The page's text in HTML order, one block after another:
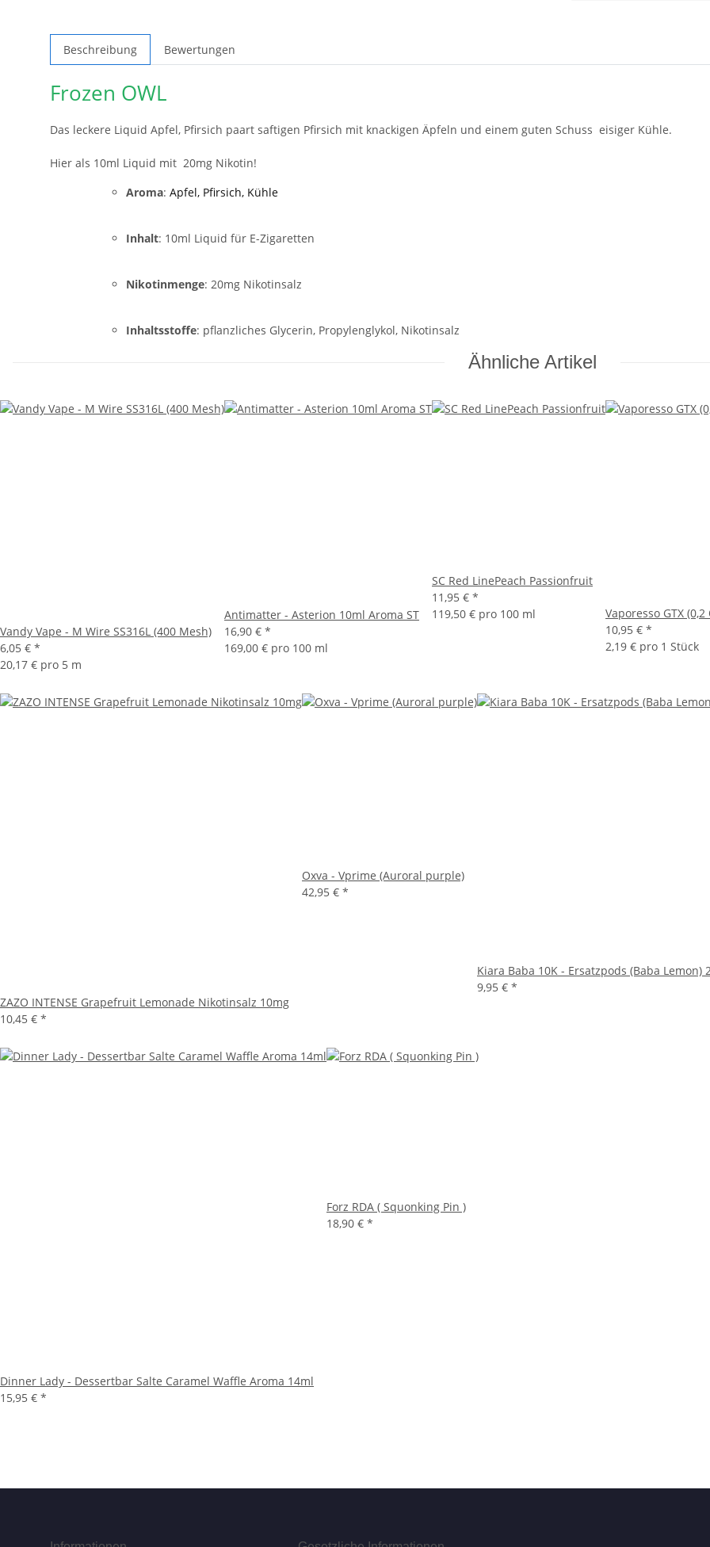
Beschreibung Bewertungen
Frozen OWL
Das leckere Liquid Apfel, Pfirsich paart saftigen Pfirsich mit knackigen Äpfeln und einem guten Schuss eisiger Kühle.
Hier als 10ml Liquid mit 20mg Nikotin!
Aroma: Apfel, Pfirsich, Kühle
Inhalt: 10ml Liquid für E-Zigaretten
Nikotinmenge: 20mg Nikotinsalz
Inhaltsstoffe: pflanzliches Glycerin, Propylenglykol, Nikotinsalz
Ähnliche Artikel
Vandy Vape - M Wire SS316L (400 Mesh)
6,05 € *
20,17 € pro 5 m
Antimatter - Asterion 10ml Aroma ST
16,90 € *
169,00 € pro 100 ml
SC Red LinePeach Passionfruit
11,95 € *
119,50 € pro 100 ml
Vaporesso GTX
10,95 € *
2,19 € pro 1 Stück
ZAZO INTENSE Grapefruit Lemonade Nikotinsalz 10mg
10,45 € *
Oxva - Vprime (Auroral purple)
42,95 € *
Kiara Baba 10K - Ersatzpods (Baba Lemon)
9,95 € *
Dinner Lady - Dessertbar Salte Caramel Waffle Aroma 14ml
15,95 € *
Forz RDA ( Squonking Pin )
18,90 € *